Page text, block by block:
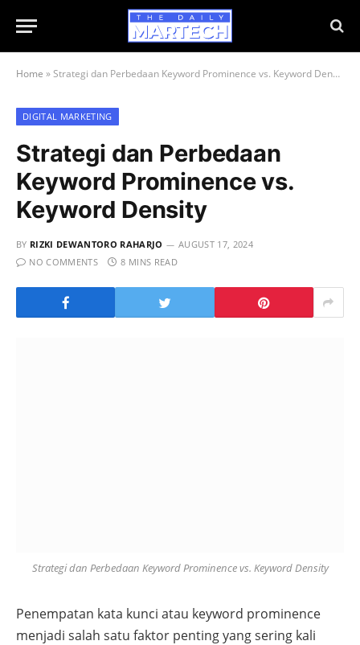
Home »Strategi dan Perbedaan Keyword Prominence vs. Keyword Density
DIGITAL MARKETING
Strategi dan Perbedaan
Keyword Prominence vs.
Keyword Density
BY RIZKI DEWANTORO RAHARJO
AUGUST 17, 2024
NO COMMENTS
8 MINS READ
Strategi dan Perbedaan Keyword Prominence vs. Keyword Density
Penempatan kata kunci atau keyword prominence
menjadi salah satu faktor penting yang sering kali